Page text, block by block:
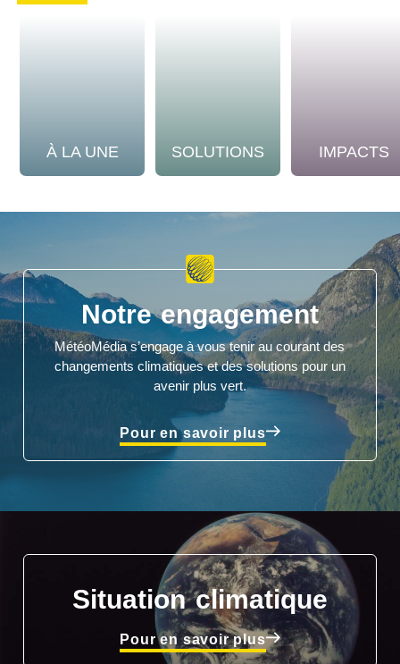
À LA UNE SOLUTIONS IMPACTS
Notre engagement
MétéoMédia s’engage à vous tenir au courant des
changements climatiques et des solutions pour un
avenir plus vert.
Pour en savoir plus
Situation climatique
Pour en savoir plus